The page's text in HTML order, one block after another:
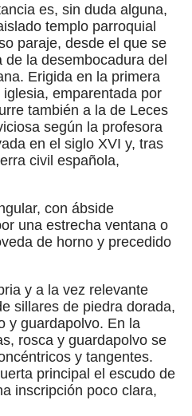
es, sin duda alguna,
templo parroquial
paraje, desde el que se
la desembocadura del
Erigida en la primera
emparentada por
también a la de Leces
según la profesora
en el siglo XVI y, tras
civil española,
con ábside
una estrecha ventana o
de horno y precedido
y a la vez relevante
sillares de piedra dorada,
y guardapolvo. En la
rosca y guardapolvo se
y tangentes.
principal el escudo de
inscripción poco clara,